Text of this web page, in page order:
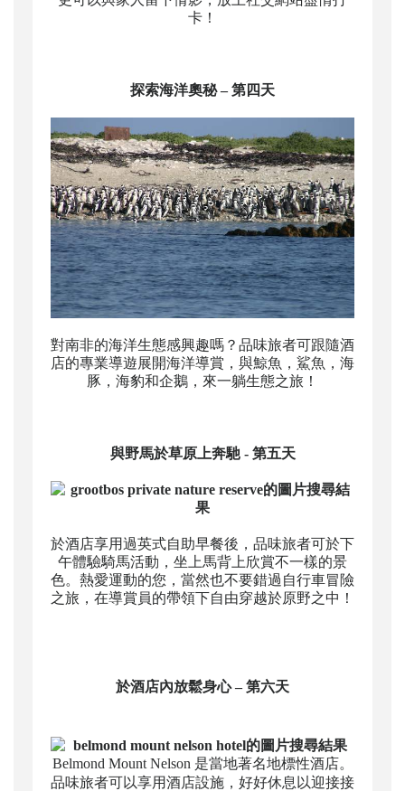
卡！
探索海洋奧秘 – 第四天
對南非的海洋生態感興趣嗎？品味旅者可跟隨酒
店的專業導遊展開海洋導賞，與鯨魚，鯊魚，海
豚，海豹和企鵝，來一躺生態之旅！
與野馬於草原上奔馳 - 第五天
於酒店享用過英式自助早餐後，品味旅者可於下
午體驗騎馬活動，坐上馬背上欣賞不一樣的景
色。熱愛運動的您，當然也不要錯過自行車冒險
之旅，在導賞員的帶領下自由穿越於原野之中！
於酒店內放鬆身心– 第六天
Belmond Mount Nelson 是當地著名地標性酒店。
品味旅者可以享用酒店設施，好好休息以迎接接